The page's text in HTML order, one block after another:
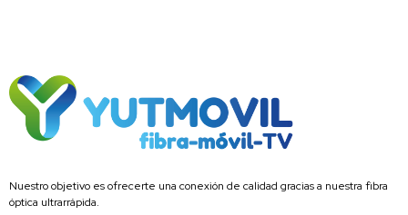
Nuestro objetivo es ofrecerte una conexión de calidad gracias a nuestra fibra
óptica ultrarrápida.